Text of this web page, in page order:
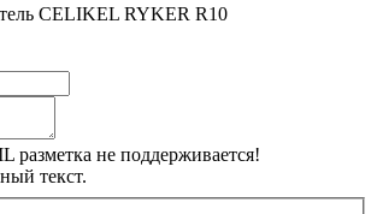
CELIKEL RYKER R10
разметка не поддерживается!
текст.